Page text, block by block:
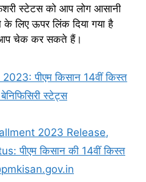
स्टेटस को आप लोग आसानी
ऊपर लिंक दिया गया है
चेक कर सकते हैं।
पीएम किसान 14वीं किस्त
स्टेट्स
2023 Release,
पीएम किसान की 14वीं किस्त